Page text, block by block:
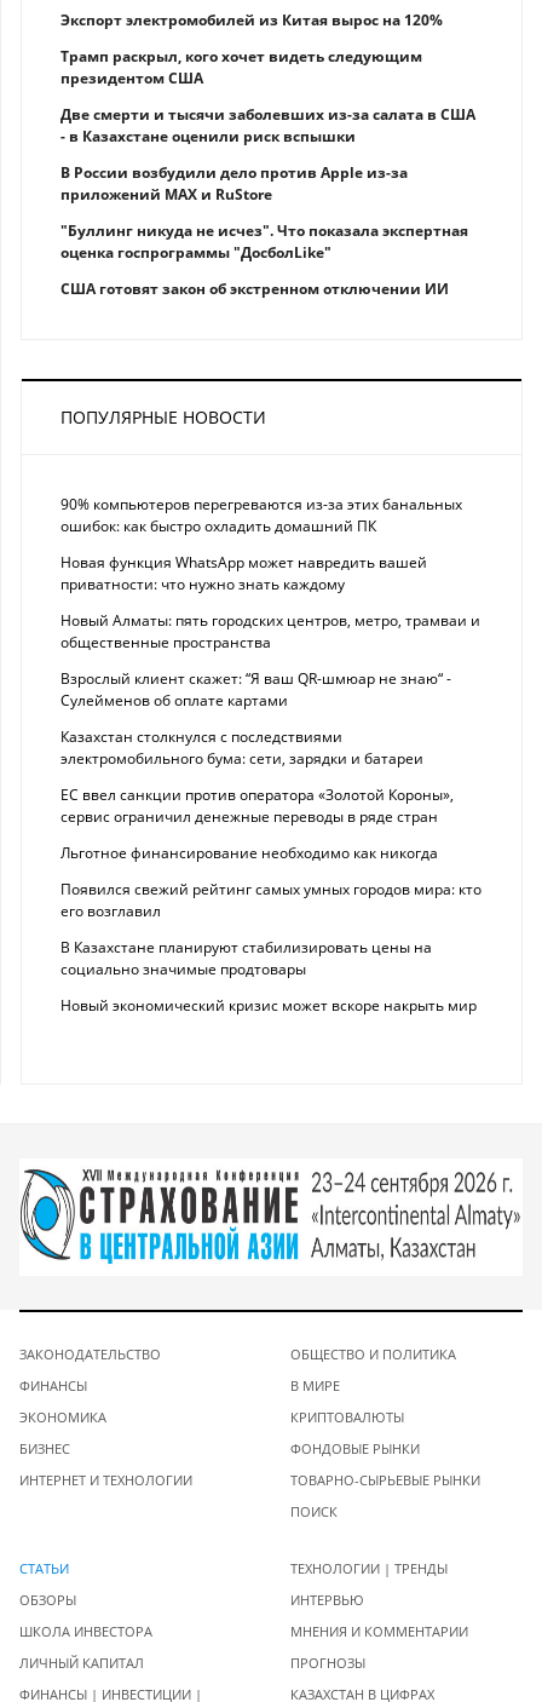
Экспорт электромобилей из Китая вырос на 120%
Трамп раскрыл, кого хочет видеть следующим
президентом США
Две смерти и тысячи заболевших из-за салата в США
- в Казахстане оценили риск вспышки
В России возбудили дело против Apple из-за
приложений MAX и RuStore
"Буллинг никуда не исчез". Что показала экспертная
оценка госпрограммы "ДосболLike"
США готовят закон об экстренном отключении ИИ
ПОПУЛЯРНЫЕ НОВОСТИ
90% компьютеров перегреваются из-за этих банальных
ошибок: как быстро охладить домашний ПК
Новая функция WhatsApp может навредить вашей
приватности: что нужно знать каждому
Новый Алматы: пять городских центров, метро, трамваи и
общественные пространства
Взрослый клиент скажет: “Я ваш QR-шмюар не знаю“ -
Сулейменов об оплате картами
Казахстан столкнулся с последствиями
электромобильного бума: сети, зарядки и батареи
ЕС ввел санкции против оператора «Золотой Короны»,
сервис ограничил денежные переводы в ряде стран
Льготное финансирование необходимо как никогда
Появился свежий рейтинг самых умных городов мира: кто
его возглавил
В Казахстане планируют стабилизировать цены на
социально значимые продтовары
Новый экономический кризис может вскоре накрыть мир
ЗАКОНОДАТЕЛЬСТВО
ФИНАНСЫ
ЭКОНОМИКА
БИЗНЕС
ИНТЕРНЕТ И ТЕХНОЛОГИИ
ОБЩЕСТВО И ПОЛИТИКА
В МИРЕ
КРИПТОВАЛЮТЫ
ФОНДОВЫЕ РЫНКИ
ТОВАРНО-СЫРЬЕВЫЕ РЫНКИ
ПОИСК
СТАТЬИ
ОБЗОРЫ
ШКОЛА ИНВЕСТОРА
ЛИЧНЫЙ КАПИТАЛ
ФИНАНСЫ | ИНВЕСТИЦИИ |
ТЕХНОЛОГИИ | ТРЕНДЫ
ИНТЕРВЬЮ
МНЕНИЯ И КОММЕНТАРИИ
ПРОГНОЗЫ
КАЗАХСТАН В ЦИФРАХ